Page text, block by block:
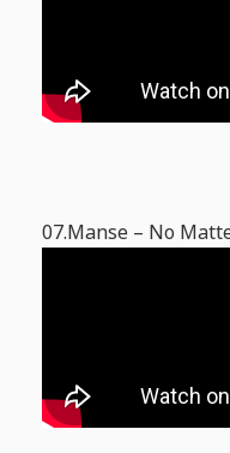
07.Manse – No